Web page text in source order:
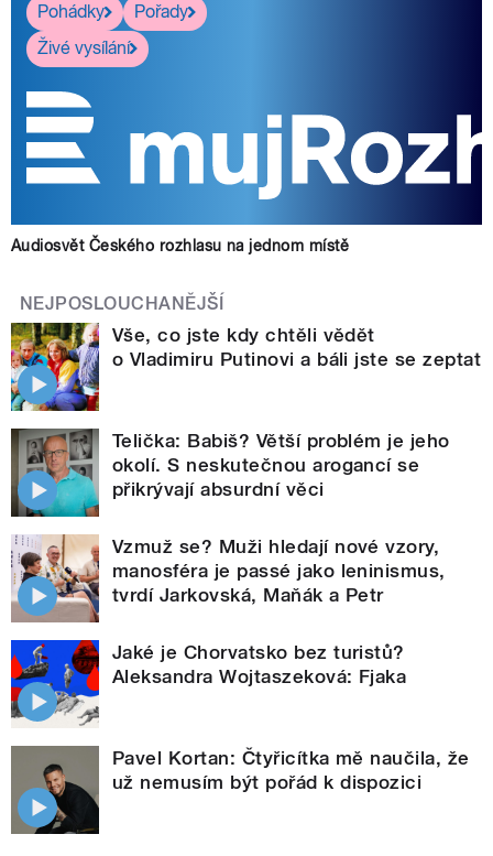
Pohádky
Pořady
Živé vysílání
Audiosvět Českého rozhlasu na jednom místě
NEJPOSLOUCHANĚJŠÍ
Vše, co jste kdy chtěli vědět
o Vladimiru Putinovi a báli jste se zeptat
Telička: Babiš? Větší problém je jeho
okolí. S neskutečnou arogancí se
přikrývají absurdní věci
Vzmuž se? Muži hledají nové vzory,
manosféra je passé jako leninismus,
tvrdí Jarkovská, Maňák a Petr
Jaké je Chorvatsko bez turistů?
Aleksandra Wojtaszeková: Fjaka
Pavel Kortan: Čtyřicítka mě naučila, že
už nemusím být pořád k dispozici